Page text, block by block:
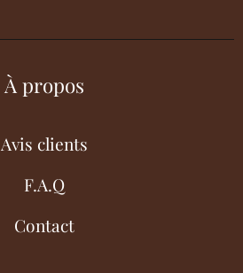
À propos
Avis clients
F.A.Q
Contact